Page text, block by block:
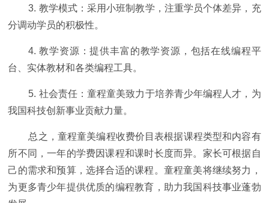
3. 教学模式：采用小班制教学，注重学员个体差异，充
分调动学员的积极性。
4. 教学资源：提供丰富的教学资源，包括在线编程平
台、实体教材和各类编程工具。
5. 社会责任：童程童美致力于培养青少年编程人才，为
我国科技创新事业贡献力量。
总之，童程童美编程收费价目表根据课程类型和内容有
所不同，一年的学费因课程和课时长度而异。家长可根据自
己的需求和预算，选择合适的课程。童程童美将继续努力，
为更多青少年提供优质的编程教育，助力我国科技事业蓬勃